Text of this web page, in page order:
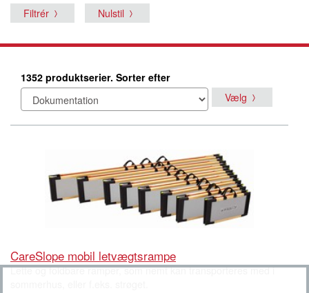
Filtrér Nulstil
1352 produktserier. Sorter efter
Vælg
CareSlope mobil letvægtsrampe
Lette og foldbare ramper, som nemt kan transporteres med i